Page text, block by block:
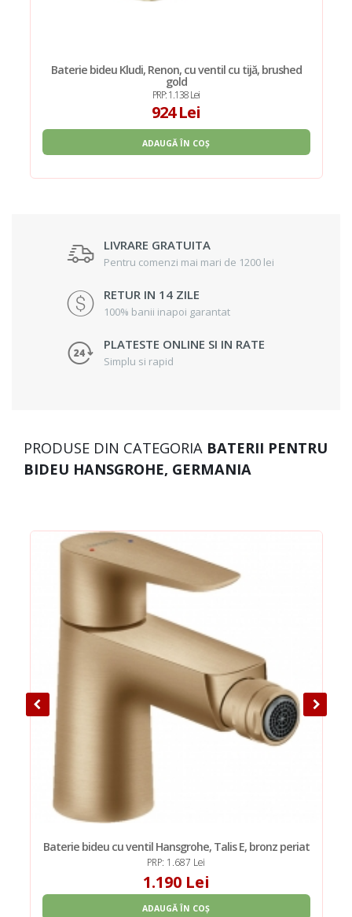
Baterie bideu Kludi, Renon, cu ventil cu tijă, brushed
gold
PRP: 1.138 Lei
924 Lei
ADAUGĂ ÎN COȘ
LIVRARE GRATUITA
Pentru comenzi mai mari de 1200 lei
RETUR IN 14 ZILE
100% banii inapoi garantat
PLATESTE ONLINE SI IN RATE
Simplu si rapid
PRODUSE DIN CATEGORIA BATERII PENTRU
BIDEU HANSGROHE, GERMANIA
Baterie bideu cu ventil Hansgrohe, Talis E, bronz periat
PRP: 1.687 Lei
1.190 Lei
ADAUGĂ ÎN COȘ